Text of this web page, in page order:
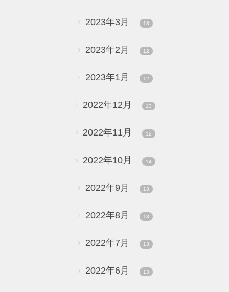
2023年3月 13
2023年2月 12
2023年1月 12
2022年12月 13
2022年11月 12
2022年10月 14
2022年9月 13
2022年8月 13
2022年7月 13
2022年6月 13